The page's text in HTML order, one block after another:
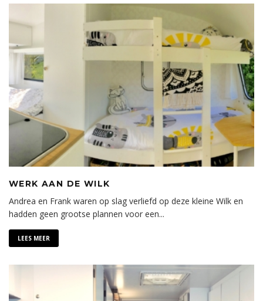
WERK AAN DE WILK
Andrea en Frank waren op slag verliefd op deze kleine Wilk en
hadden geen grootse plannen voor een...
LEES MEER